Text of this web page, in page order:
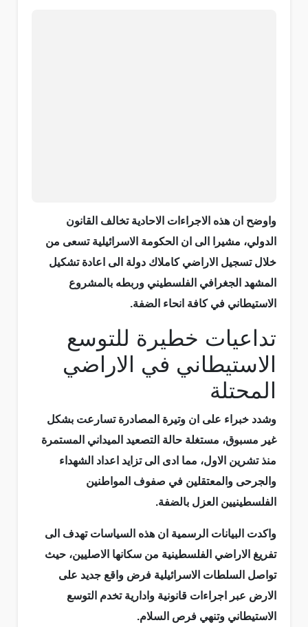
واوضح ان هذه الاجراءات الاحادية تخالف القانون
الدولي، مشيرا الى ان الحكومة الاسرائيلية تسعى من
خلال تسجيل الاراضي كاملاك دولة الى اعادة تشكيل
المشهد الجغرافي الفلسطيني وربطه بالمشروع
الاستيطاني في كافة انحاء الضفة.
تداعيات خطيرة للتوسع
الاستيطاني في الاراضي
المحتلة
وشدد خبراء على ان وتيرة المصادرة تسارعت بشكل
غير مسبوق، مستغلة حالة التصعيد الميداني المستمرة
منذ تشرين الاول، مما ادى الى تزايد اعداد الشهداء
والجرحى والمعتقلين في صفوف المواطنين
الفلسطينيين العزل بالضفة.
واكدت البيانات الرسمية ان هذه السياسات تهدف الى
تفريغ الاراضي الفلسطينية من سكانها الاصليين، حيث
تواصل السلطات الاسرائيلية فرض واقع جديد على
الارض عبر اجراءات قانونية وادارية تخدم التوسع
الاستيطاني وتنهي فرص السلام.